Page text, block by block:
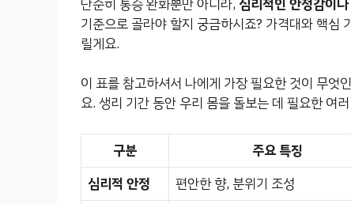
단순히 통증 완화뿐만 아니라, 심리적인 안정감이
기준으로 골라야 할지 궁금하시죠? 가격대와 핵심
릴게요.
이 표를 참고하셔서 나에게 가장 필요한 것이 무엇
요. 생리 기간 동안 우리 몸을 돌보는 데 필요한 여
구분 주요 특징
심리적 안정
편안한 향, 분위기 조성